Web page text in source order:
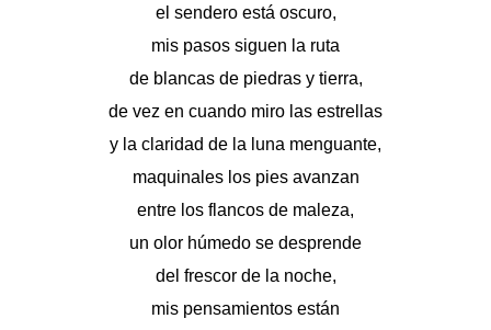
el sendero está oscuro,
mis pasos siguen la ruta
de blancas de piedras y tierra,
de vez en cuando miro las estrellas
y la claridad de la luna menguante,
maquinales los pies avanzan
entre los flancos de maleza,
un olor húmedo se desprende
del frescor de la noche,
mis pensamientos están